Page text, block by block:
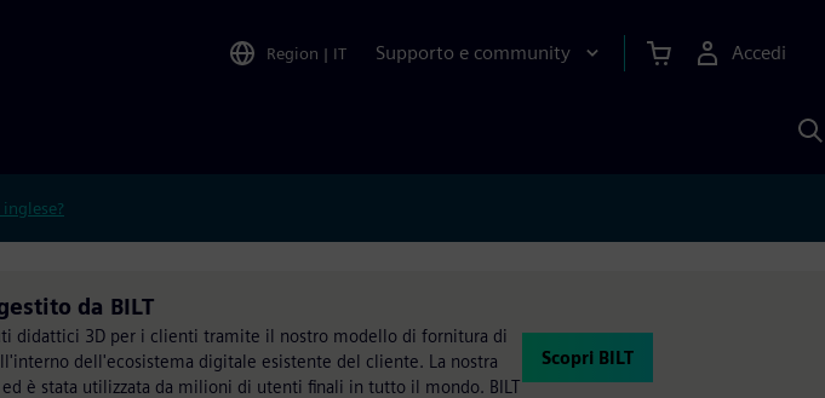
Region | IT Supporto e community Accedi
da BILT
didattici 3D per i clienti tramite il nostro modello di fornitura di
dell'ecosistema digitale esistente del cliente. La nostra
è stata utilizzata da milioni di utenti finali in tutto il mondo. BILT
Scopri BILT